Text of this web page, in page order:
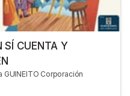
SÍ CUENTA Y
GUINEITO Corporación